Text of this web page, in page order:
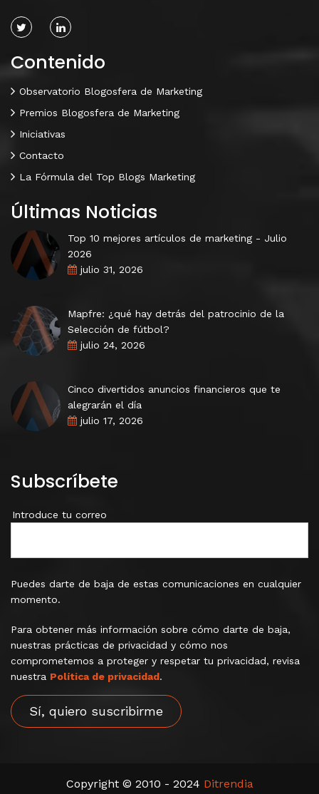
Contenido
Observatorio Blogosfera de Marketing
Premios Blogosfera de Marketing
Iniciativas
Contacto
La Fórmula del Top Blogs Marketing
Últimas Noticias
Top 10 mejores artículos de marketing - Julio
2026
julio 31, 2026
Mapfre: ¿qué hay detrás del patrocinio de la
Selección de fútbol?
julio 24, 2026
Cinco divertidos anuncios financieros que te
alegrarán el día
julio 17, 2026
Subscríbete
Introduce tu correo
Puedes darte de baja de estas comunicaciones en cualquier
momento.
Para obtener más información sobre cómo darte de baja,
nuestras prácticas de privacidad y cómo nos
comprometemos a proteger y respetar tu privacidad, revisa
nuestra Política de privacidad.
Copyright © 2010 - 2024 Ditrendia